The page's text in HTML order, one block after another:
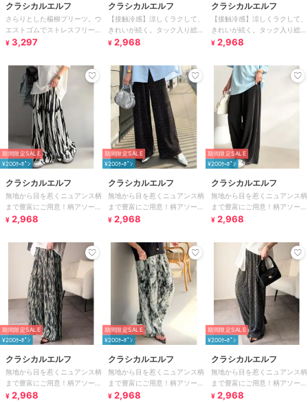
クラシカルエルフ
さらりとした楊柳プリーツ。ウ
エストゴムでストレスフリーな
穿き心地。総柄楊柳プリーツパ
¥ 3,297
クラシカルエルフ
【接触冷感】涼しくラクして、
きれいが続く。タック入り総柄
ワイドイージーパンツ（ウエス
¥ 2,968
クラシカルエルフ
【接触冷感】涼しくラクして、
きれいが続く。タック入り総柄
ワイドイージーパンツ（ウエス
¥ 2,968
期間限定SALE
¥200ｸｰﾎﾟﾝ
クラシカルエルフ
無地から目を惹くニュアンス柄
まで豊富にご用意！柄アソート
細プリーツパンツ
¥ 2,968
期間限定SALE
¥200ｸｰﾎﾟﾝ
クラシカルエルフ
無地から目を惹くニュアンス柄
まで豊富にご用意！柄アソート
細プリーツパンツ
¥ 2,968
期間限定SALE
¥200ｸｰﾎﾟﾝ
クラシカルエルフ
無地から目を惹くニュアンス柄
まで豊富にご用意！柄アソート
細プリーツパンツ
¥ 2,968
期間限定SALE
¥200ｸｰﾎﾟﾝ
クラシカルエルフ
無地から目を惹くニュアンス柄
まで豊富にご用意！柄アソート
細プリーツパンツ
¥ 2,968
期間限定SALE
¥200ｸｰﾎﾟﾝ
クラシカルエルフ
無地から目を惹くニュアンス柄
まで豊富にご用意！柄アソート
細プリーツパンツ
¥ 2,968
期間限定SALE
¥200ｸｰﾎﾟﾝ
クラシカルエルフ
無地から目を惹くニュアンス柄
まで豊富にご用意！柄アソート
細プリーツパンツ
¥ 2,968